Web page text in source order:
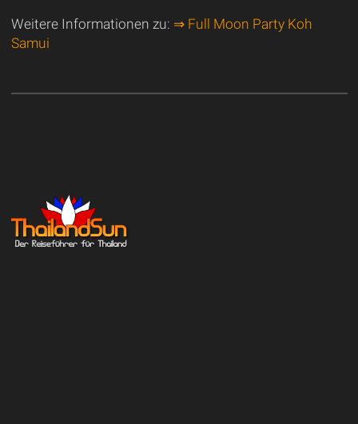
Weitere Informationen zu: ⇒ Full Moon Party Koh
Samui